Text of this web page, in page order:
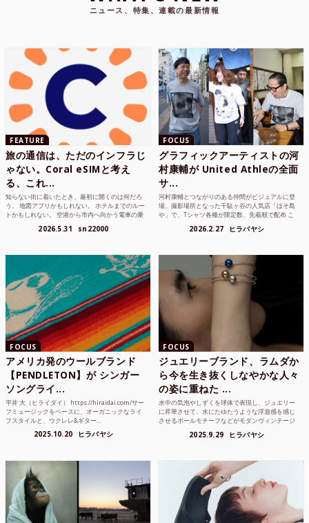
ニュース、特集、連載の最新情報
FEATURE
旅の通信は、ただのインフラじ
ゃない。Coral eSIMと考え
る、これ...
知らない街に着いたとき、最初に開くのは何だろ
う。 地図アプリかもしれない。 ホテルまでのルー
トかもしれない。 空港から市内へ向かう電車の乗
2026.5.31 sn22000
FOCUS
グラフィックアーティストの河
村康輔が United Athleの全面
サ...
河村康輔とつながりのある仲間がビジュアルに登
場。撮影場所となった千駄ヶ谷の人気店「ほそ島
や」で、Tシャツ各種が限定数、先着順で配布 こ
2026.2.27 ヒラバヤシ
FOCUS
アメリカ発のウールブランド
【PENDLETON】が シンガー
ソングライ...
平井 大（ヒライダイ） https://hiraidai.com/サー
フミュージックをベースに、オーガニックなライ
フスタイルと、ウクレレ&ギター...
2025.10.20 ヒラバヤシ
FOCUS
ジュエリーブランド、ラムダか
ら今を生き抜くしなやかな人々
の姿に重ねた ...
水中の気泡やしずくを球体で表現し、ジュエリー
に昇華させて、水にたゆたうような浮遊感を感じ
させるボールモチーフなどがモダンヴィンテージ
2025.9.29 ヒラバヤシ